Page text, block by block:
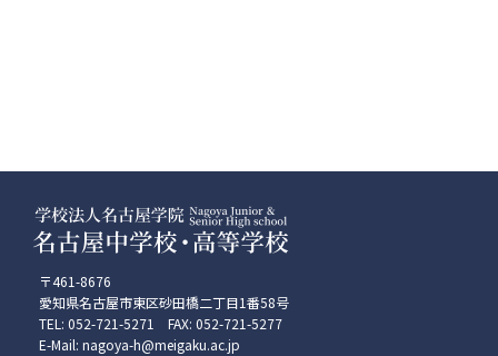
〒461-8676
愛知県名古屋市東区砂田橋二丁目1番58号
TEL: 052-721-5271 FAX: 052-721-5277
E-Mail: nagoya-h@meigaku.ac.jp